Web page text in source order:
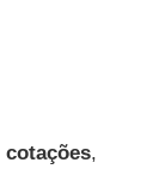
cotações,